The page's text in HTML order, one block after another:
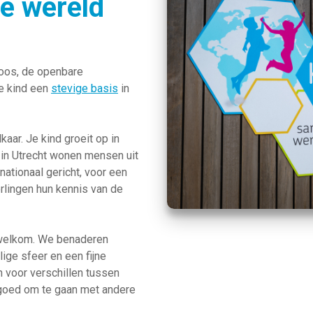
wereld
de openbare
kind een stevige basis in
Je kind groeit op in
Utrecht wonen mensen uit
gericht, voor een
hun kennis van de
We benaderen
sfeer en een fijne
voor verschillen tussen
om te gaan met andere